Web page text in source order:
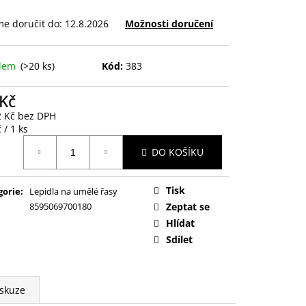
doručit do: 12.8.2026 Možnosti doručení
(>20 ks) Kód: 383
Kč bez DPH
/ 1 ks
DO KOŠÍKU
:
Lepidla na umělé řasy
8595069700180
Tisk
Zeptat se
Hlídat
Sdílet